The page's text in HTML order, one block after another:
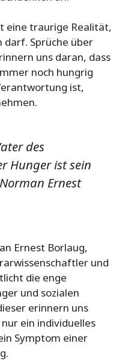
eine traurige Realität,
Sprüche über
uns daran, dass
noch hungrig
ist,
des
Hunger ist sein
Ernest
Ernest Borlaug,
und
die enge
und sozialen
erinnern uns
ein individuelles
Symptom einer